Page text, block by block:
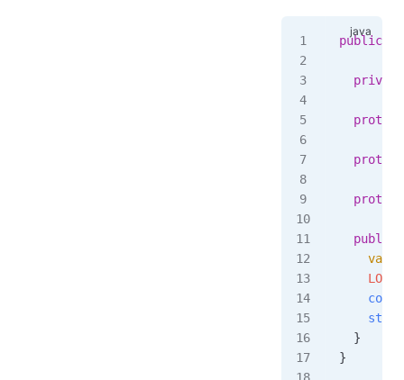
public
  private
  public
    var
  }
}